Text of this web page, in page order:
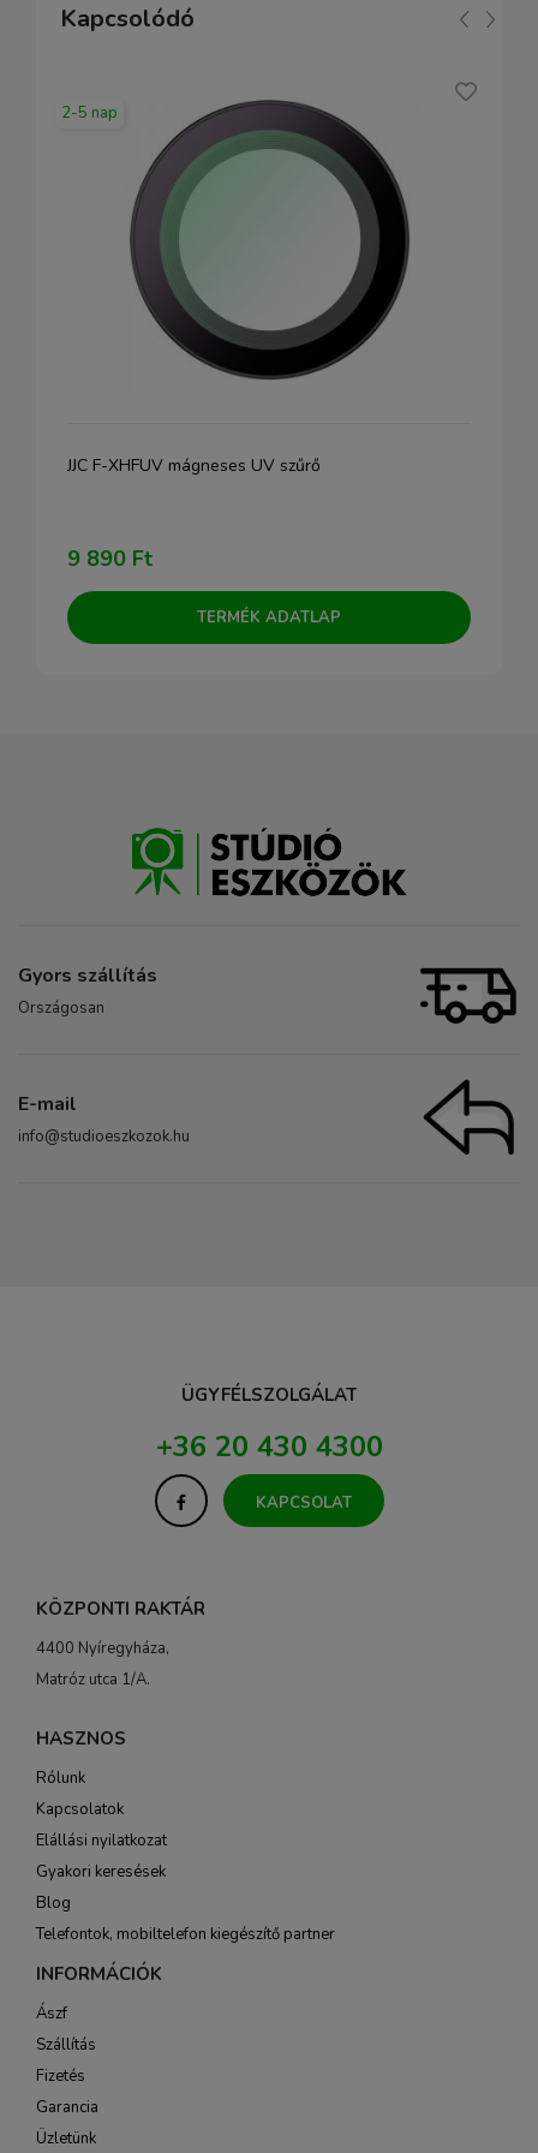
Kapcsolódó
2-5 nap
JJC F-XHFUV mágneses UV szűrő
9 890 Ft
TERMÉK ADATLAP
Gyors szállítás
Országosan
E-mail
info@studioeszkozok.hu
ÜGYFÉLSZOLGÁLAT
+36 20 430 4300
KAPCSOLAT
KÖZPONTI RAKTÁR
4400 Nyíregyháza,
Matróz utca 1/A.
HASZNOS
Rólunk
Kapcsolatok
Elállási nyilatkozat
Gyakori keresések
Blog
Telefontok, mobiltelefon kiegészítő partner
INFORMÁCIÓK
Ászf
Szállítás
Fizetés
Garancia
Üzletünk